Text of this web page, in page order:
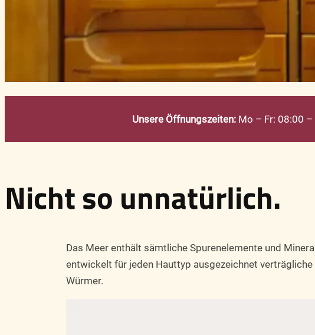
Unsere Öffnungszeiten:Mo – Fr: 08:00 –
Nicht so unnatürlich.
Das Meer enthält sämtliche Spurenelemente und
entwickelt für jeden Hauttyp ausgezeichnet
Würmer.